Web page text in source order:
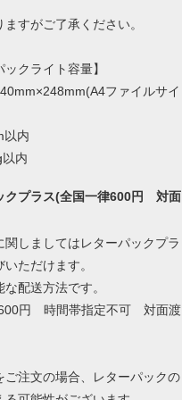
すがご了承ください。
ックライト容量】
ファイルサイ
以内
内
クプラス(全国一律600円 対面
関しましてはレターパックプラ
ただけます。
配送方法です。
円 時間帯指定不可 対面渡
注文の場合、レターパックの